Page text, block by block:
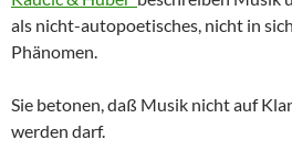
als nicht-autopoetisches, nicht in
Phänomen.
Sie betonen, daß Musik nicht auf
werden darf.